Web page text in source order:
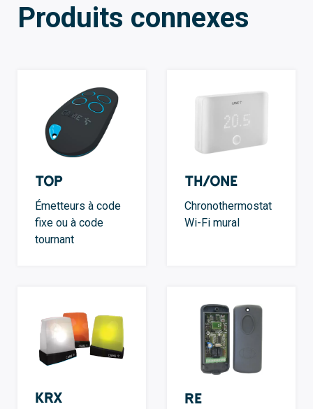
Produits connexes
TOP
Émetteurs à code
fixe ou à code
tournant
TH/ONE
Chronothermostat
Wi-Fi mural
KRX RE